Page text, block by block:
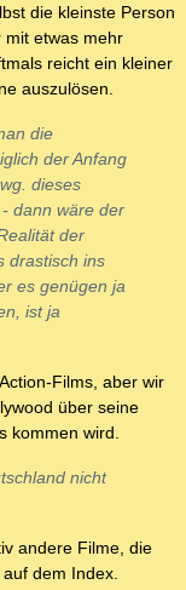
die kleinste Person
mit etwas mehr
reicht ein kleiner
auszulösen.
die
der Anfang
dieses
dann wäre der
der
drastisch ins
es genügen ja
ist ja
Films, aber wir
über seine
kommen wird.
nicht
andere Filme, die
dem Index.